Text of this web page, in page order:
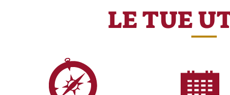
LE TUE